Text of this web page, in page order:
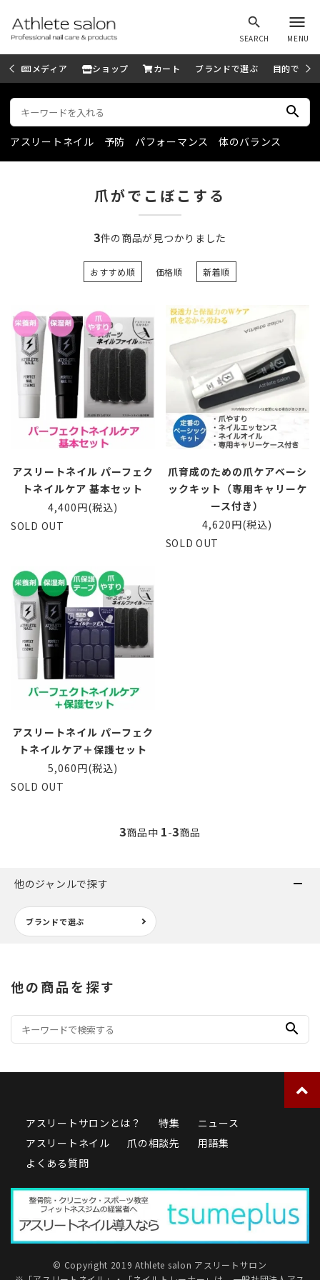
search
SEARCH
menu
MENU
メディア ショップ カート ブランドで選ぶ 目的で選ぶ
search
アスリートネイル 予防 パフォーマンス 体のバランス
爪がでこぼこする
3件の商品が見つかりました
おすすめ順 価格順 新着順
アスリートネイル パーフェク
トネイルケア 基本セット
4,400円(税込)
SOLD OUT
爪育成のための爪ケアベーシ
ックキット（専用キャリーケ
ース付き）
4,620円(税込)
SOLD OUT
アスリートネイル パーフェク
トネイルケア＋保護セット
5,060円(税込)
SOLD OUT
3商品中 1-3商品
他のジャンルで探す
ブランドで選ぶ
他の商品を探す
search
アスリートサロンとは？ 特集
ニュース
アスリートネイル
爪の相談先
用語集
よくある質問
© Copyright 2019 Athlete salon アスリートサロン